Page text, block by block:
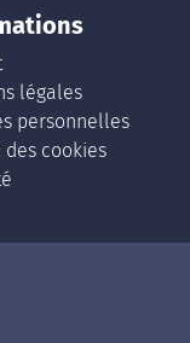
légales
personnelles
des cookies